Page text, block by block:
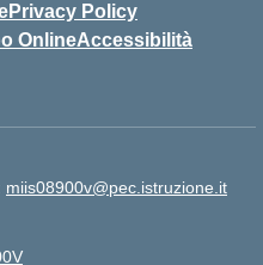
Privacy Policy
OnlineAccessibilità
miis08900v@pec.istruzione.it